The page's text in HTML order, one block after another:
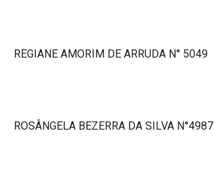
REGIANE AMORIM DE ARRUDA N° 5049
ROSÂNGELA BEZERRA DA SILVA N°4987